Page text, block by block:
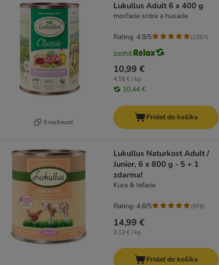
5 možností
Lukullus Adult 6 x 400 g
morčacie srdce a husacie
10,99 €
4,58 € / kg
10,44 €
Rating: 4.9/5 (1267)
Pridať do košíka
Lukullus Naturkost Adult /
Junior, 6 x 800 g - 5 + 1
zdarma!
Kura & teľacie
14,99 €
3,12 € / kg
Rating: 4.6/5 (976)
Pridať do košíka